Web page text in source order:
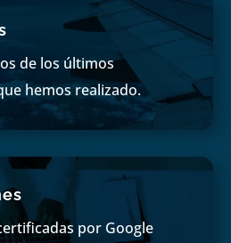
de los últimos
hemos realizado.
por Google